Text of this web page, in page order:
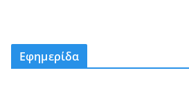
Εφημερίδα